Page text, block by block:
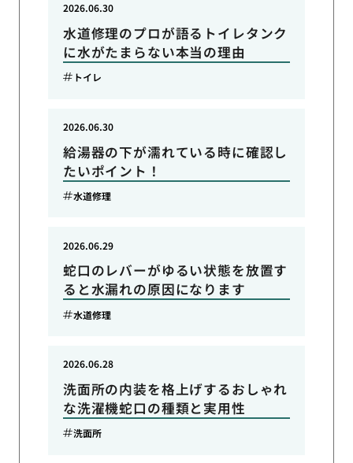
水道修理のプロが語るトイレタンク
に水がたまらない本当の理由
2026.06.30
トイレ
給湯器の下が濡れている時に確認し
たいポイント！
2026.06.30
水道修理
蛇口のレバーがゆるい状態を放置す
ると水漏れの原因になります
2026.06.29
水道修理
洗面所の内装を格上げするおしゃれ
な洗濯機蛇口の種類と実用性
2026.06.28
洗面所